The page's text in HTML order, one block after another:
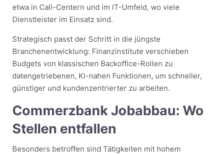
etwa in Call-Centern und im IT-Umfeld, wo viele
Dienstleister im Einsatz sind.
Strategisch passt der Schritt in die jüngste
Branchenentwicklung: Finanzinstitute verschieben
Budgets von klassischen Backoffice-Rollen zu
datengetriebenen, KI-nahen Funktionen, um schneller,
günstiger und kundenzentrierter zu arbeiten.
Commerzbank Jobabbau: Wo
Stellen entfallen
Besonders betroffen sind Tätigkeiten mit hohem